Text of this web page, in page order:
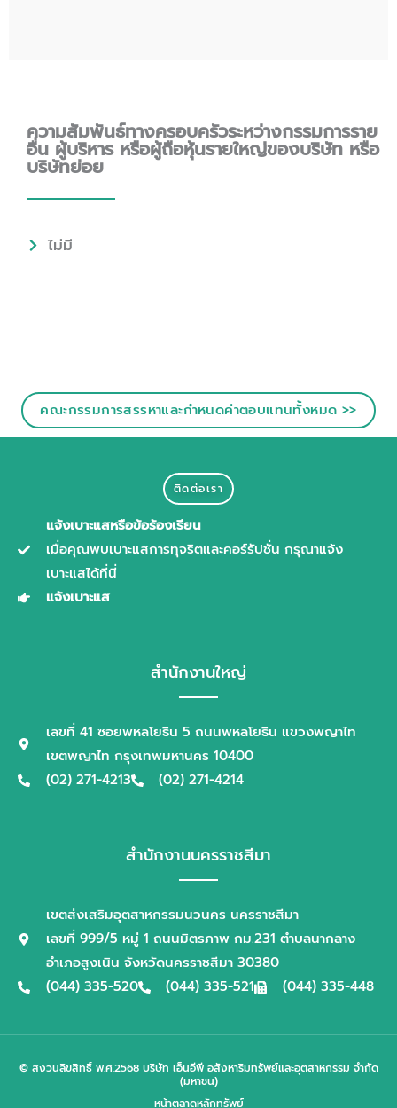
ความสัมพันธ์ทางครอบครัวระหว่างกรรมการราย
อื่น ผู้บริหาร หรือผู้ถือหุ้นรายใหญ่ของบริษัท หรือ
บริษัทย่อย
ไม่มี
คณะกรรมการสรรหาและกำหนดค่าตอบแทนทั้งหมด >>
ติดต่อเรา
แจ้งเบาะแสหรือข้อร้องเรียน
เมื่อคุณพบเบาะแสการทุจริตและคอร์รัปชั่น กรุณาแจ้ง
เบาะแสได้ที่นี่
แจ้งเบาะแส
สำนักงานใหญ่
เลขที่ 41 ซอยพหลโยธิน 5 ถนนพหลโยธิน แขวงพญาไท
เขตพญาไท กรุงเทพมหานคร 10400
(02) 271-4213
(02) 271-4214
สำนักงานนครราชสีมา
เขตส่งเสริมอุตสาหกรรมนวนคร นครราชสีมา
เลขที่ 999/5 หมู่ 1 ถนนมิตรภาพ กม.231 ตำบลนากลาง
อำเภอสูงเนิน จังหวัดนครราชสีมา 30380
(044) 335-520
(044) 335-521 (044) 335-448
© สงวนลิขสิทธิ์ พ.ศ.2568 บริษัท เอ็นอีพี อสังหาริมทรัพย์และอุตสาหกรรม จำกัด
(มหาชน)
หน้าตลาดหลักทรัพย์